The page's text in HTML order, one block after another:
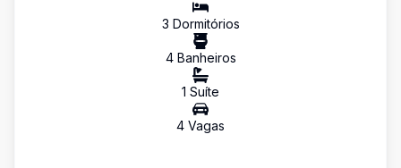
3 Dormitórios
4Banheiros
1 Suíte
4 Vagas